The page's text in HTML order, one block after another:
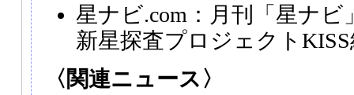
星ナビ.com：月刊「星ナビ
新星探査プロジェクト
〈関連ニュース〉